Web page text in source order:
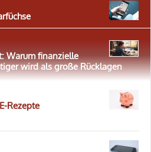
Warum finanzielle
wird als große Rücklagen
Rezepte